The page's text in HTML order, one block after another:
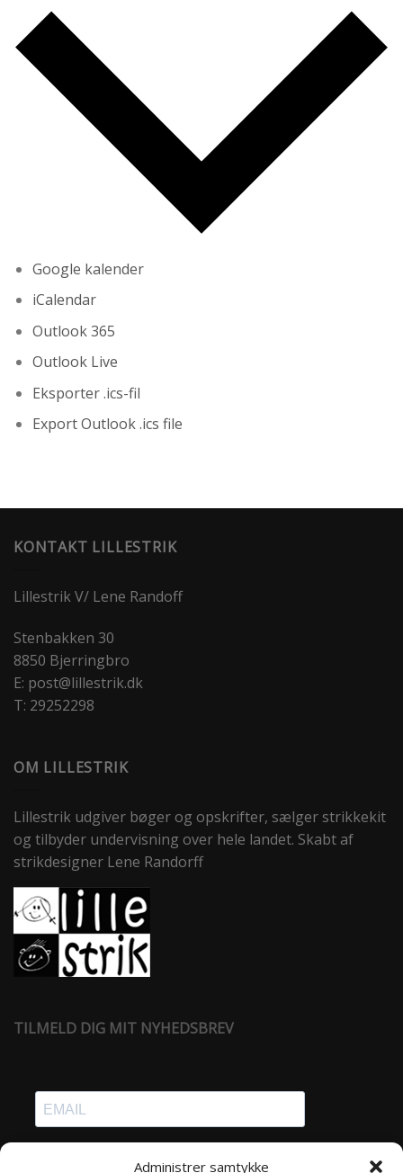
Administrer samtykke
Google kalender
iCalendar
Outlook 365
Outlook Live
Eksporter .ics-fil
Export Outlook .ics file
KONTAKT LILLESTRIK
Lillestrik V/ Lene Randoff
Stenbakken 30
8850 Bjerringbro
E: post@lillestrik.dk
T: 29252298
OM LILLESTRIK
Lillestrik udgiver bøger og opskrifter, sælger strikkekit
og tilbyder undervisning over hele landet. Skabt af
strikdesigner Lene Randorff
TILMELD DIG MIT NYHEDSBREV